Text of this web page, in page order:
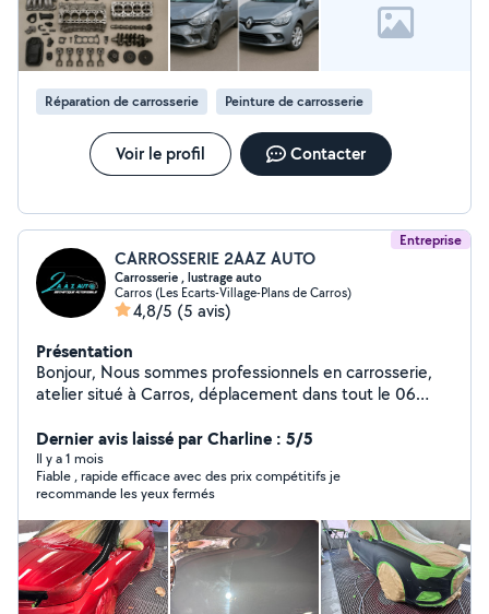
Réparation de carrosserie Peinture de carrosserie
Voir le profil Contacter
Entreprise
CARROSSERIE 2AAZ AUTO
Carrosserie , lustrage auto
Carros (Les Ecarts-Village-Plans de Carros)
4,8/5 (5 avis)
Présentation
Bonjour, Nous sommes professionnels en carrosserie,
atelier situé à Carros, déplacement dans tout le 06
dans vos démarches administratives et on s'occupe de
tout : Réparation carrosserie Gestion du dossier
assurance Véhicule de prêt pendant les réparations
Franchise offerte jusqu'à 100 % selon expertise Vous
êtes libre de choisir votre carrossier, même avec
l'assurance. Vente ou restitution de leasing ? Nous
proposons aussi le lustrage automobile pour retrouver
une peinture comme neuve à moindre coût. Contactez-
Dernier avis laissé par Charline : 5/5
Il y a 1 mois
Fiable , rapide efficace avec des prix compétitifs je
recommande les yeux fermés